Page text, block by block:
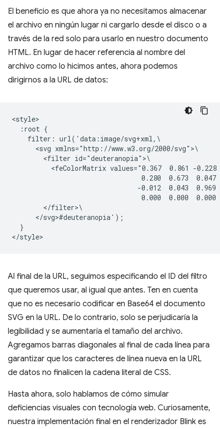
El beneficio es que ahora ya no necesitamos almacenar
el archivo en ningún lugar ni cargarlo desde el disco o a
través de la red solo para usarlo en nuestro documento
HTML. En lugar de hacer referencia al nombre del
archivo como lo hicimos antes, ahora podemos
dirigirnos a la URL de datos:
<style>
  :root {
    filter: url('data:image/svg+xml,\
      <svg xmlns="http://www.w3.org/2000/svg">\
        <filter id="deuteranopia">\
<feColorMatrix values="0.367  0.861 -0.228
0.280  0.673  0.047
-0.012  0.043  0.969
0.000  0.000  0.000
        </filter>\
      </svg>#deuteranopia');
  }
Al final de la URL, seguimos especificando el ID del filtro
que queremos usar, al igual que antes. Ten en cuenta
que no es necesario codificar en Base64 el documento
SVG en la URL. De lo contrario, solo se perjudicaría la
legibilidad y se aumentaría el tamaño del archivo.
Agregamos barras diagonales al final de cada línea para
garantizar que los caracteres de línea nueva en la URL
de datos no finalicen la cadena literal de CSS.
Hasta ahora, solo hablamos de cómo simular
deficiencias visuales con tecnología web. Curiosamente,
nuestra implementación final en el renderizador Blink es